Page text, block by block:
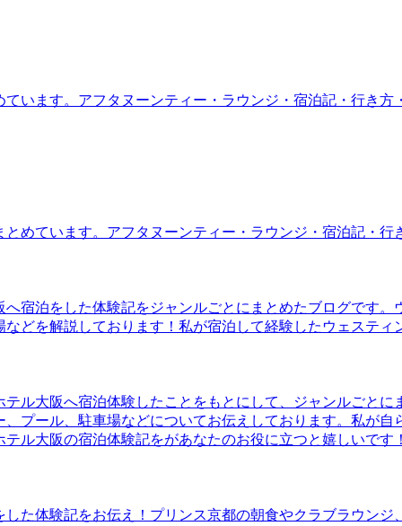
います。アフタヌーンティー・ラウンジ・宿泊記・行き方
めています。アフタヌーンティー・ラウンジ・宿泊記・行
宿泊をした体験記をジャンルごとにまとめたブログです
などを解説しております！私が宿泊して経験したウェステ
ル大阪へ宿泊体験したことをもとにして、ジャンルごと
プール、駐車場などについてお伝えしております。私が
ル大阪の宿泊体験記をがあなたのお役に立つと嬉しいです！
た体験記をお伝え！プリンス京都の朝食やクラブラウンジ